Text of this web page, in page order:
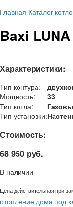
Главная Каталог
Baxi
Характеристики:
Тип контура:
Мощность:
33
Тип котла:
Тип установки:
Стоимость:
68 950 руб.
В наличии
Цена действительная при
отопление дома под